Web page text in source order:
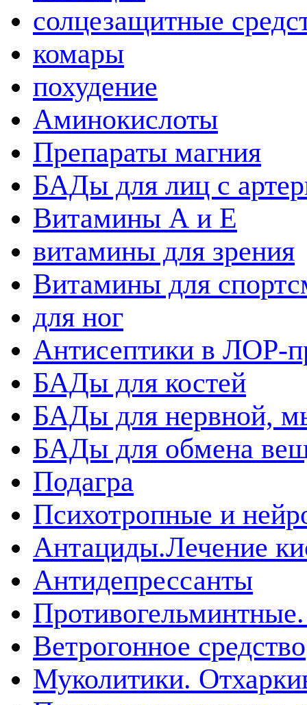
солцезащитные
комары
похудение
Аминокислоты
Препараты магния
БАДы для лиц с
Витамины А и Е
витамины для зрения
Витамины для
для ног
Антисептики в ЛОР-
БАДы для костей
БАДы для нервной,
БАДы для обмена
Подагра
Психотропные и
Антациды.Лечение
Антидепрессанты
Ветрогонное средство
Муколитики.